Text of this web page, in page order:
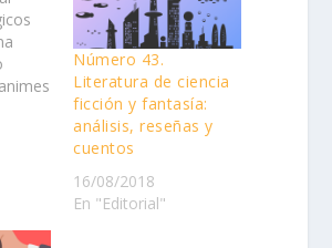
Número 43.
Literatura de ciencia
ficción y fantasía:
análisis, reseñas y
cuentos
16/08/2018
En "Editorial"